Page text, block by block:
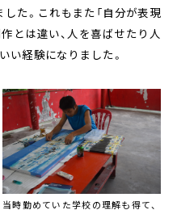
た。これもまた「自分が表現
とは違い、人を喜ばせたり人
い経験になりました。
当時勤めていた学校の理解も得て、